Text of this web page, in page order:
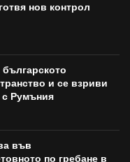
нов контрол
и се взриви
с Румъния
във
по гребане в